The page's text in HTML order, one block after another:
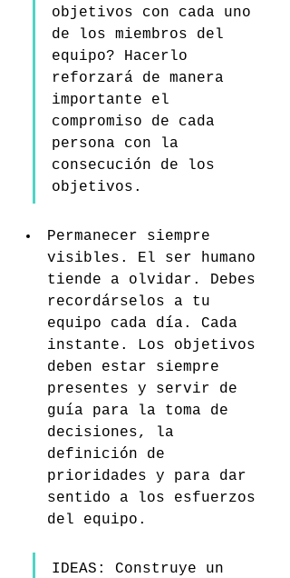
objetivos con cada uno
de los miembros del
equipo? Hacerlo
reforzará de manera
importante el
compromiso de cada
persona con la
consecución de los
objetivos.
Permanecer siempre
visibles. El ser humano
tiende a olvidar. Debes
recordárselos a tu
equipo cada día. Cada
instante. Los objetivos
deben estar siempre
presentes y servir de
guía para la toma de
decisiones, la
definición de
prioridades y para dar
sentido a los esfuerzos
del equipo.
IDEAS: Construye un